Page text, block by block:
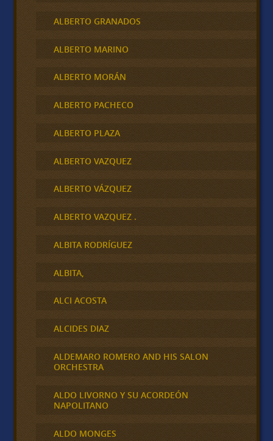
ALBERTO GRANADOS
ALBERTO MARINO
ALBERTO MORÁN
ALBERTO PACHECO
ALBERTO PLAZA
ALBERTO VAZQUEZ
ALBERTO VÁZQUEZ
ALBERTO VAZQUEZ .
ALBITA RODRÍGUEZ
ALBITA,
ALCI ACOSTA
ALCIDES DIAZ
ALDEMARO ROMERO AND HIS SALON
ORCHESTRA
ALDO LIVORNO Y SU ACORDEÓN
NAPOLITANO
ALDO MONGES